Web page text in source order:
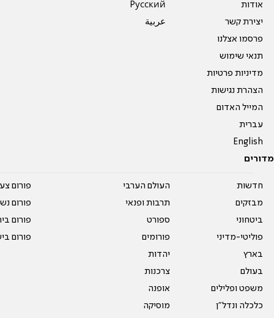
אודות
יצירת קשר
פרסמו אצלנו
תנאי שימוש
מדיניות פרטיות
הצהרת נגישות
המייל האדום
עברית
English
Pусский
عربية
מדורים
חדשות
מבזקים
ביטחוני
פוליטי-מדיני
בארץ
בעולם
משפט ופלילים
כלכלה ונדל"ן
העולם הערבי
תרבות ופנאי
ספורט
פורומים
יהדות
צרכנות
אופנה
מוסיקה
פורום
פורום
פורום
פורום